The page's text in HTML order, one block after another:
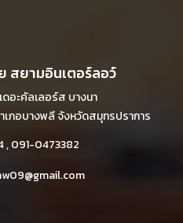
สยามอินเตอร์ลอว์
อะคัลเลอร์ส บางนา
ภอบางพลี จังหวัดสมุทรปราการ
, 091-0473382